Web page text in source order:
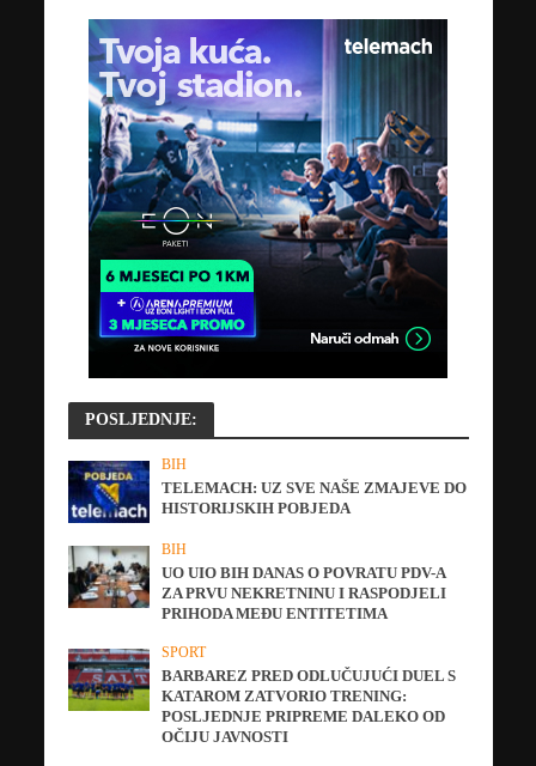
POSLJEDNJE:
BIH
TELEMACH: UZ SVE NAŠE ZMAJEVE DO
HISTORIJSKIH POBJEDA
BIH
UO UIO BIH DANAS O POVRATU PDV-A
ZA PRVU NEKRETNINU I RASPODJELI
PRIHODA MEĐU ENTITETIMA
SPORT
BARBAREZ PRED ODLUČUJUĆI DUEL S
KATAROM ZATVORIO TRENING:
POSLJEDNJE PRIPREME DALEKO OD
OČIJU JAVNOSTI